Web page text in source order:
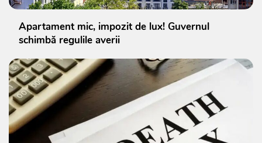
Apartament mic, impozit de lux! Guvernul
schimbă regulile averii